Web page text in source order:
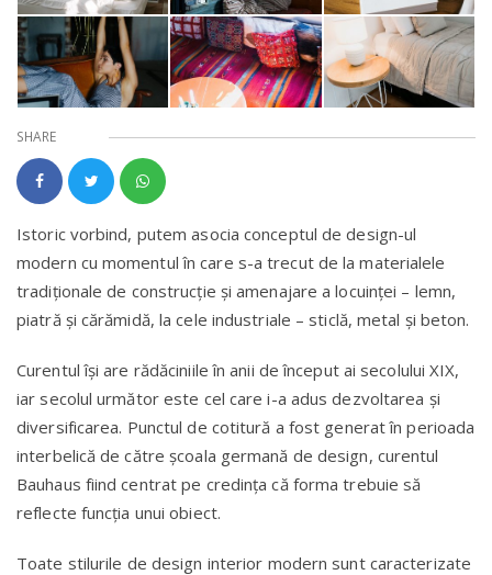
SHARE
Istoric vorbind, putem asocia conceptul de design-ul
modern cu momentul în care s-a trecut de la materialele
tradiționale de construcție și amenajare a locuinței – lemn,
piatră și cărămidă, la cele industriale – sticlă, metal și beton.
Curentul își are rădăciniile în anii de început ai secolului XIX,
iar secolul următor este cel care i-a adus dezvoltarea și
diversificarea. Punctul de cotitură a fost generat în perioada
interbelică de către școala germană de design, curentul
Bauhaus fiind centrat pe credința că forma trebuie să
reflecte funcția unui obiect.
Toate stilurile de design interior modern sunt caracterizate